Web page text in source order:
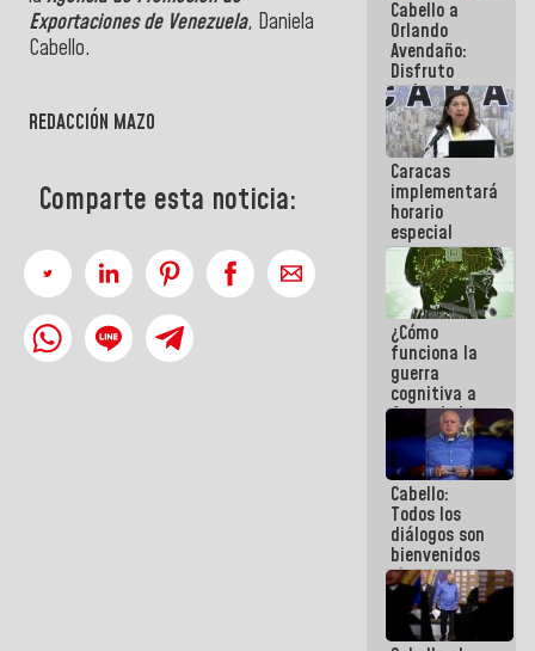
Exportaciones de Venezuela, Daniela
Cabello.
REDACCIÓN MAZO
Comparte esta noticia:
Aeropuerto
Internacional
de
Maiquetía
Cabello a
Orlando
Avendaño:
Disfruto
cada vez
que escribes
porque lo
que haces
es
embarrarla
Caracas
implementará
horario
especial
para
adaptarse
al plan de
ahorro
energético
¿Cómo
funciona la
guerra
cognitiva a
favor de la
narrativa
hegemónica?
(1)
Cabello:
Todos los
diálogos son
bienvenidos
siempre que
estén en el
marco de la
Constitución